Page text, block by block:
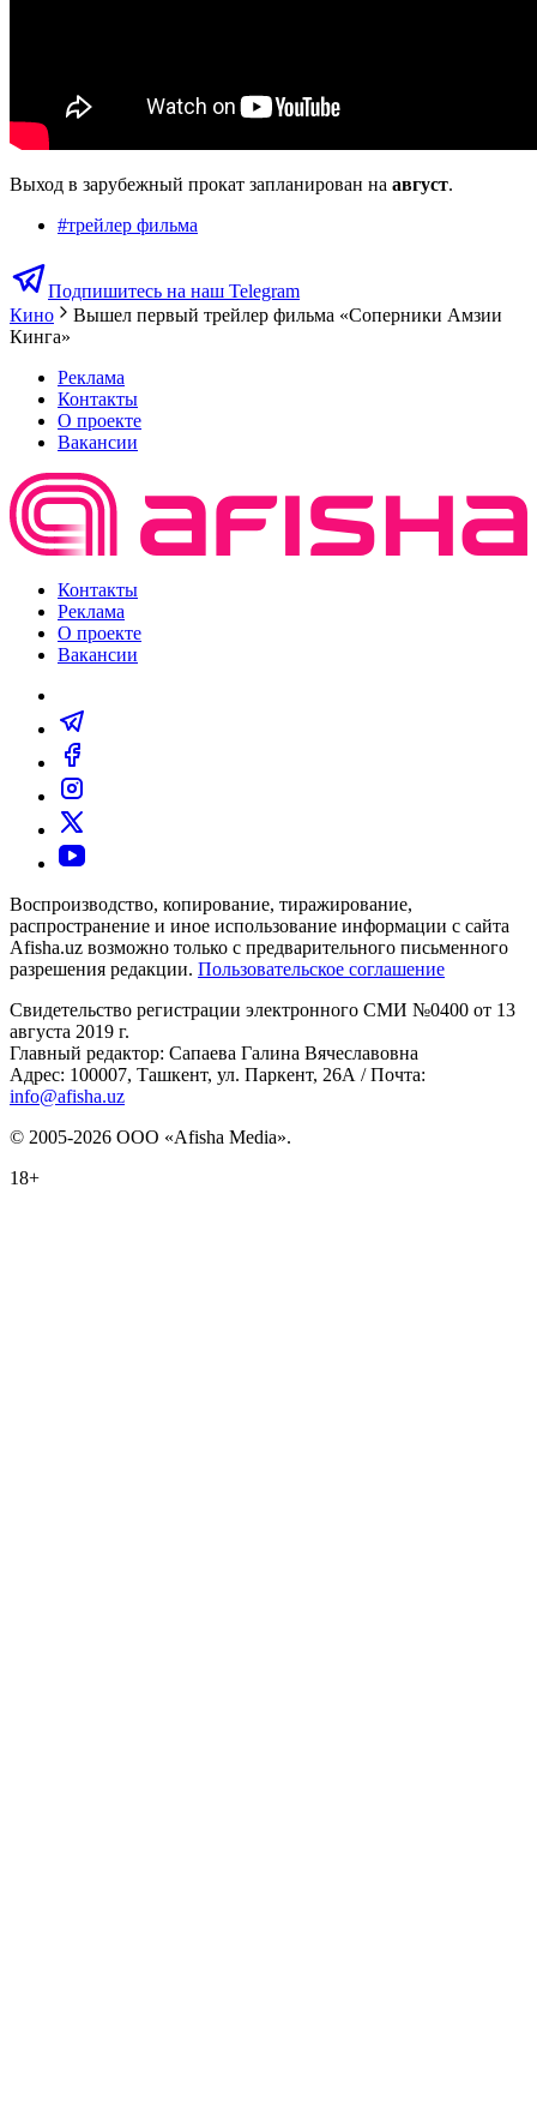
Выход в зарубежный прокат запланирован на август.
#трейлер фильма
Подпишитесь на наш Telegram
Кино
Вышел первый трейлер фильма «Соперники Амзии
Кинга»
Реклама
Контакты
О проекте
Вакансии
Контакты
Реклама
О проекте
Вакансии
Воспроизводство, копирование, тиражирование,
распространение и иное использование информации с сайта
Afisha.uz возможно только с предварительного письменного
разрешения редакции. Пользовательское соглашение
Свидетельство регистрации электронного СМИ №0400 от 13
августа 2019 г.
Главный редактор: Сапаева Галина Вячеславовна
Адрес: 100007, Ташкент, ул. Паркент, 26А / Почта:
info@afisha.uz
© 2005-2026 ООО «Afisha Media».
18+